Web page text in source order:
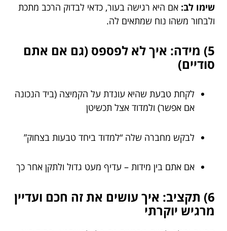
שימו לב: אם היא רגישה בעור, כדאי לבדוק הרכב מתכת
ולבחור משהו נוח שמתאים לה.
5) מידה: איך לא לפספס (גם אם אתם
סודיים)
לקחת טבעת שהיא עונדת על הקמיצה (ביד הנכונה
אם אפשר) ולמדוד אצל תכשיטן
לבקש מחברה שלה “למדוד ביחד טבעות בצחוק”
אם אתם בין מידות – עדיף מעט גדול ולתקן אחר כך
6) תקציב: איך עושים את זה חכם ועדיין
מרגיש יוקרתי